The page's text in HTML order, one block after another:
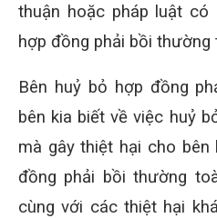
thuận hoặc pháp luật có
hợp đồng phải bồi thường
Bên huỷ bỏ hợp đồng
bên kia biết về việc huỷ
mà gây thiệt hại cho bên
đồng phải bồi thường
cùng với các thiệt hại